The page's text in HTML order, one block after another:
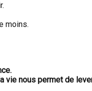
moins.
vie nous permet de